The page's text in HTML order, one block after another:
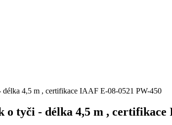
4,5 m , certifikace IAAF E-08-0521 PW-450
o tyči - délka 4,5 m , certifikace